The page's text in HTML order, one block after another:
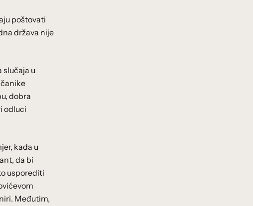
poštovati
država nije
slučaja u
dobra
odluci
kada u
da bi
usporediti
Međutim,